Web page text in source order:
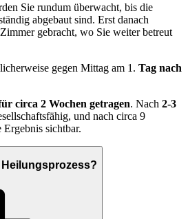
Sie rundum überwacht, bis die
abgebaut sind. Erst danach
gebracht, wo Sie weiter betreut
gegen Mittag am 1. Tag nach
circa 2 Wochen getragen. Nach 2-3
und nach circa 9
sichtbar.